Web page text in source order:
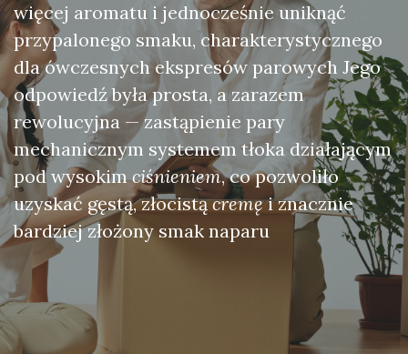
więcej aromatu i jednocześnie uniknąć
przypalonego smaku, charakterystycznego
dla ówczesnych ekspresów parowych Jego
odpowiedź była prosta, a zarazem
rewolucyjna — zastąpienie pary
mechanicznym systemem tłoka działającym
pod wysokimciśnieniem, co pozwoliło
uzyskać gęstą, złocistącremęi znacznie
bardziej złożony smak naparu